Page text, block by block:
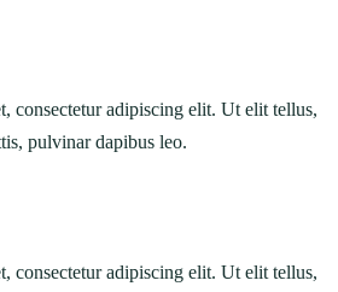
consectetur adipiscing elit. Ut elit tellus,
pulvinar dapibus leo.
consectetur adipiscing elit. Ut elit tellus,